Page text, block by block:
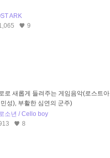
ARK
9
로 새롭게 들려주는 게임음악(로스트
성), 부활한 심연의 군주)
소년 / Cello boy
8